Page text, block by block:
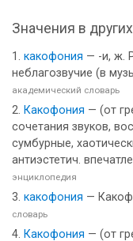
Значения в
какофония — -и, ж.
неблагозвучие (в
академический словарь
Какофония — (от
сочетания звуков,
сумбурные,
антиэстетич.
энциклопедия
какофония —
словарь
Какофония — (от